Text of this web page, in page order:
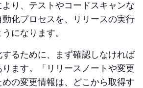
り、テストやコードスキャンな
動化プロセスを、リリースの実行
になります。
するために、まず確認しなければ
ます。「リリースノートや変更
の変更情報は、どこから取得す